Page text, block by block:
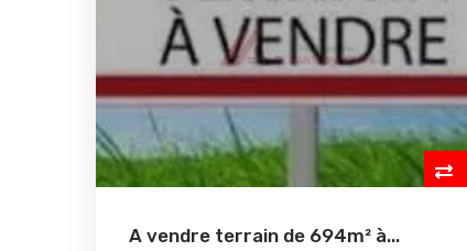
A vendre terrain de 694m² à...